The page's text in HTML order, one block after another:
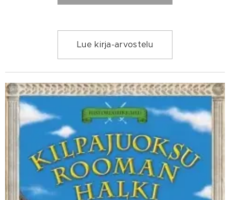
Lue kirja-arvostelu